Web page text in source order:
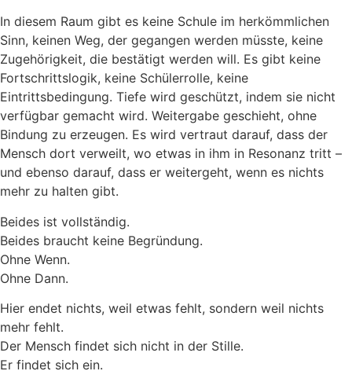
In diesem Raum gibt es keine Schule im herkömmlichen
Sinn, keinen Weg, der gegangen werden müsste, keine
Zugehörigkeit, die bestätigt werden will. Es gibt keine
Fortschrittslogik, keine Schülerrolle, keine
Eintrittsbedingung. Tiefe wird geschützt, indem sie nicht
verfügbar gemacht wird. Weitergabe geschieht, ohne
Bindung zu erzeugen. Es wird vertraut darauf, dass der
Mensch dort verweilt, wo etwas in ihm in Resonanz tritt –
und ebenso darauf, dass er weitergeht, wenn es nichts
mehr zu halten gibt.
Beides ist vollständig.
Beides braucht keine Begründung.
Ohne Wenn.
Ohne Dann.
Hier endet nichts, weil etwas fehlt, sondern weil nichts
mehr fehlt.
Der Mensch findet sich nicht in der Stille.
Er findet sich ein.